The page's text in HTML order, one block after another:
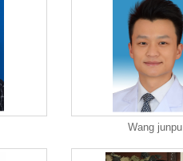
Wang junpu